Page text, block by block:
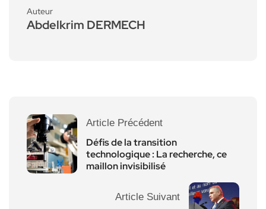
Auteur
Abdelkrim DERMECH
Article Précédent
Défis de la transition
technologique : La recherche, ce
maillon invisibilisé
Article Suivant